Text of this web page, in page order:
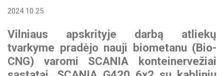
JONSERED krautuvai
metalo laužui
ALUCAR statramsčiai
SKIBICKI konteinervežės
priekabos
GHH RAND kompresoriai
GARDNER DENVER
kompresoriai
Hidraulinės sistemos
vilkikams
2024 10 25
Vilniaus apskrityje darbą atliekų
tvarkyme pradėjo nauji biometanu (Bio-
CNG) varomi SCANIA konteinervežiai